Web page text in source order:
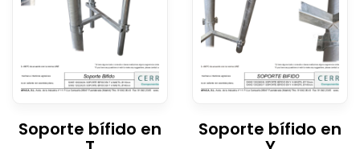
Soporte bífido en Soporte bífido en